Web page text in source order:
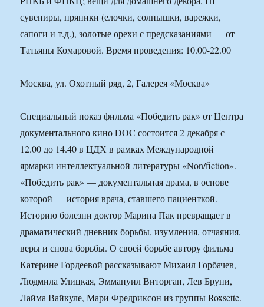
сувениры, пряники (елочки, солнышки, варежки,
сапоги и т.д.), золотые орехи с предсказаниями — от
Татьяны Комаровой. Время проведения: 10.00-22.00
Москва, ул. Охотный ряд, 2, Галерея «Москва»
Специальный показ фильма «Победить рак» от Центра
документального кино DOC состоится 2 декабря с
12.00 до 14.40 в ЦДХ в рамках Международной
ярмарки интеллектуальной литературы «Non/fiction».
«Победить рак» — документальная драма, в основе
которой — история врача, ставшего пациенткой.
Историю болезни доктор Марина Пак превращает в
драматический дневник борьбы, изумления, отчаяния,
веры и снова борьбы. О своей борьбе автору фильма
Катерине Гордеевой рассказывают Михаил Горбачев,
Людмила Улицкая, Эммануил Виторган, Лев Бруни,
Лайма Вайкуле, Мари Фредриксон из группы Roxsette.